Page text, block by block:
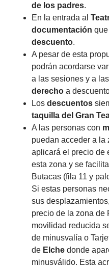
de los padres.
En la entrada al
documentación que
descuento.
A pesar de esta
podrán acordarse
a las sesiones y a
derecho a
Los descuentos
taquilla del Gran
A las personas con
puedan acceder a la
aplicará el precio de
esta zona y se
Butacas (fila 11 y
Si estas personas
sus
precio de la zona de
movilidad reducida
de minusvalía o
de Elche donde
minusválido. Esta